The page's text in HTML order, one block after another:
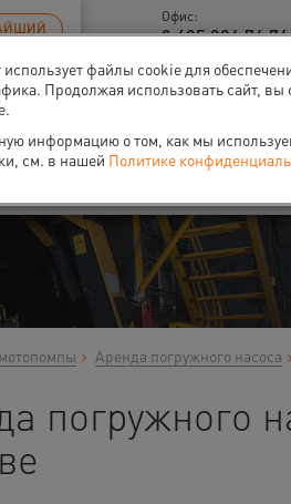
Офис:
8 495 926 76 76
О нас
Аренда погружного насоса
погружного
использует файлы cookie для
Продолжая использовать сайт, вы
информацию о том, как мы
см. в нашей Политике